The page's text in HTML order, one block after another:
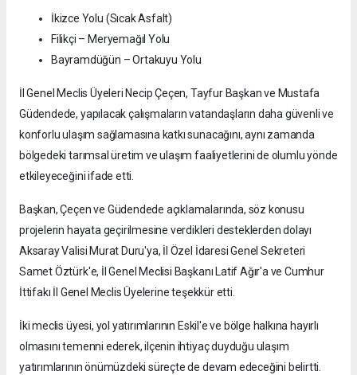
İkizce Yolu (Sıcak Asfalt)
Filikçi – Meryemağıl Yolu
Bayramdüğün – Ortakuyu Yolu
İl Genel Meclis Üyeleri Necip Çeçen, Tayfur Başkan ve Mustafa
Güdendede, yapılacak çalışmaların vatandaşların daha güvenli ve
konforlu ulaşım sağlamasına katkı sunacağını, aynı zamanda
bölgedeki tarımsal üretim ve ulaşım faaliyetlerini de olumlu yönde
etkileyeceğini ifade etti.
Başkan, Çeçen ve Güdendede açıklamalarında, söz konusu
projelerin hayata geçirilmesine verdikleri desteklerden dolayı
Aksaray Valisi Murat Duru'ya, İl Özel İdaresi Genel Sekreteri
Samet Öztürk'e, İl Genel Meclisi Başkanı Latif Ağır'a ve Cumhur
İttifakı İl Genel Meclis Üyelerine teşekkür etti.
İki meclis üyesi, yol yatırımlarının Eskil'e ve bölge halkına hayırlı
olmasını temenni ederek, ilçenin ihtiyaç duyduğu ulaşım
yatırımlarının önümüzdeki süreçte de devam edeceğini belirtti.